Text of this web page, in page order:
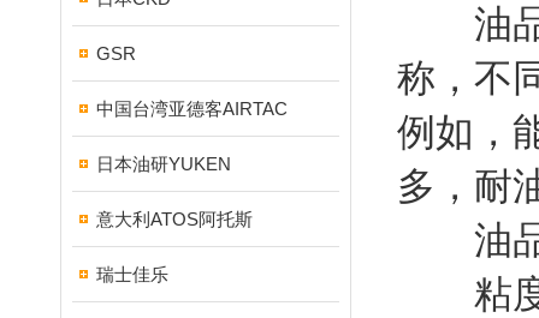
GSR
中国台湾亚德客AIRTAC
日本油研YUKEN
意大利ATOS阿托斯
瑞士佳乐
油品
称，不
例如，
多，耐
油品
粘度